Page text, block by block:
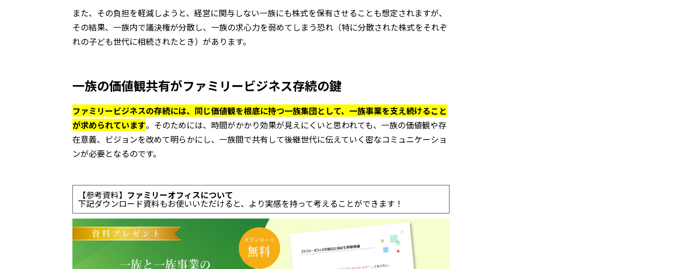
また、その負担を軽減しようと、経営に関与しない一族にも株式を保有させることも想定されますが、
その結果、一族内で議決権が分散し、一族の求心力を弱めてしまう恐れ（特に分散された株式をそれぞ
れの子ども世代に相続されたとき）があります。
一族の価値観共有がファミリービジネス存続の鍵
ファミリービジネスの存続には、同じ価値観を根底に持つ一族集団として、一族事業を支え続けること
が求められています。そのためには、時間がかかり効果が見えにくいと思われても、一族の価値観や存
在意義、ビジョンを改めて明らかにし、一族間で共有して後継世代に伝えていく密なコミュニケーショ
ンが必要となるのです。
【参考資料】 ファミリーオフィスについて
下記ダウンロード資料もお使いいただけると、より実感を持って考えることができます！